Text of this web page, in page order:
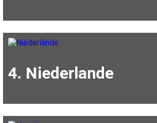
4. Niederlande